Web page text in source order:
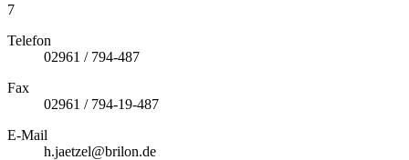
7
Telefon
02961 / 794-487
Fax
02961 / 794-19-487
E-Mail
h.jaetzel@brilon.de